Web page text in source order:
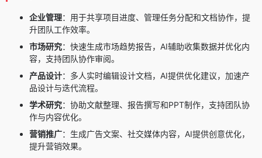
企业管理：用于共享项目进度、管理任务分配和文档协作，提
升团队工作效率。
市场研究：快速生成市场趋势报告，AI辅助收集数据并优化内
容，支持团队协作审阅。
产品设计：多人实时编辑设计文档，AI提供优化建议，加速产
品设计与迭代流程。
学术研究：协助文献整理、报告撰写和PPT制作，支持团队协
作与内容优化。
营销推广：生成广告文案、社交媒体内容，AI提供创意优化，
提升营销效果。